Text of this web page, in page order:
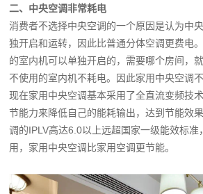
二、中央空调非常耗电
消费者不选择中央空调的一个原因是认为中
独开启和运转，因此比普通分体空调更费电
的室内机可以单独开启的，需要哪个房间，
不使用的室内机不耗电。因此家用中央空调
现在家用中央空调基本采用了全直流变频技
节能力来降低自己的能耗输出，达到节能效
调的IPLV高达6.0以上远超国家一级能效标
用，家用中央空调比家用空调更节能。